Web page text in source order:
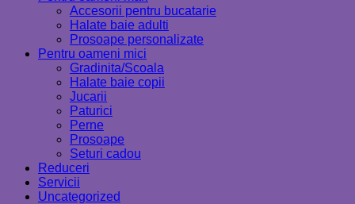
Accesorii pentru bucatarie
Halate baie adulti
Prosoape personalizate
Pentru oameni mici
Gradinita/Scoala
Halate baie copii
Jucarii
Paturici
Perne
Prosoape
Seturi cadou
Reduceri
Servicii
Uncategorized